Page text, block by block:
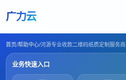
广力云
首页/帮助中心/河源专业收款二维码纸质定制服务商
业务快速入口